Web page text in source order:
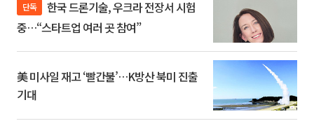
단독
중…“스타트업 여러 곳 참여”
美 미사일 재고 ‘빨간불’…K방산 북미 진출
기대